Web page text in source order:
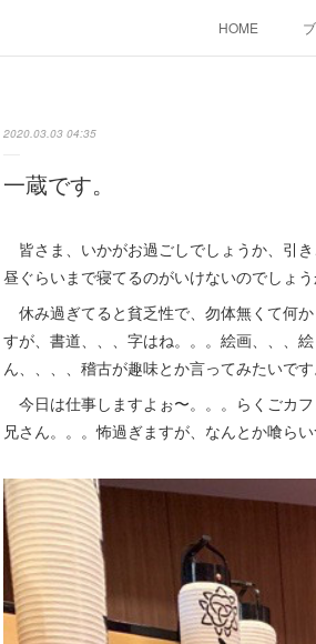
HOME
2020.03.03 04:35
一蔵です。
皆さま、いかがお過ごしでしょうか、引
昼ぐらいまで寝てるのがいけないのでしょ
休み過ぎてると貧乏性で、勿体無くて何
すが、書道、、、字はね。。。絵画、、、
ん、、、、稽古が趣味とか言ってみたいです
今日は仕事しますよぉ〜。。。らくごカ
兄さん。。。怖過ぎますが、なんとか喰ら